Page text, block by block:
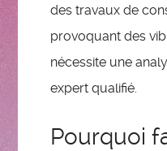
des travaux de
provoquant des
nécessite une
expert qualifié.
Pourquoi